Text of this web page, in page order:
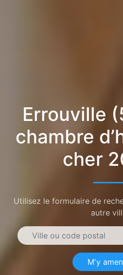
Errouville
chambre
cher
Utilisez le formulaire de
autre
M'y